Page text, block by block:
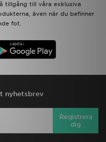
tillgång till våra exklusiva
även när du befinner
fot.
nyhetsbrev
Registrera
dig